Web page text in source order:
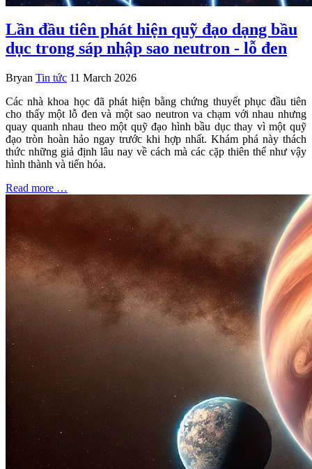
Lần đầu tiên phát hiện quỹ đạo dạng bầu
dục trong sáp nhập sao neutron - lỗ đen
Bryan Tin tức 11 March 2026
Các nhà khoa học đã phát hiện bằng chứng thuyết phục đầu tiên
cho thấy một lỗ đen và một sao neutron va chạm với nhau nhưng
quay quanh nhau theo một quỹ đạo hình bầu dục thay vì một quỹ
đạo tròn hoàn hảo ngay trước khi hợp nhất. Khám phá này thách
thức những giả định lâu nay về cách mà các cặp thiên thể như vậy
hình thành và tiến hóa.
Read more …